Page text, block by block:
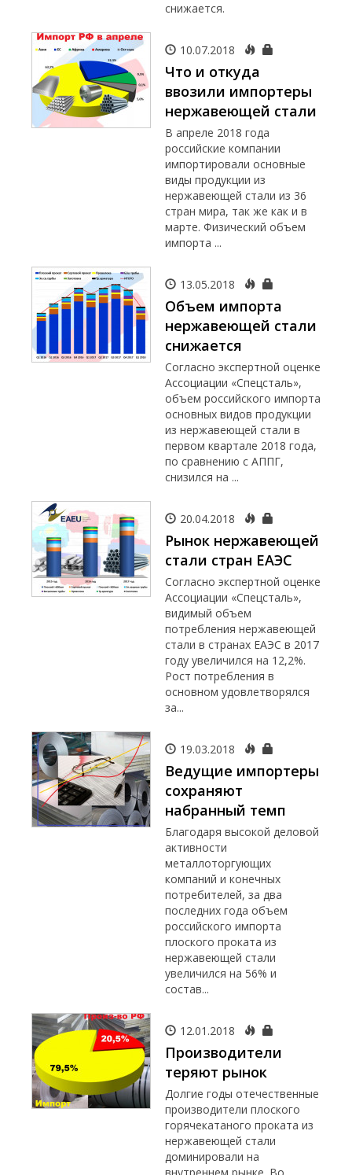
снижается.
10.07.2018
Что и откуда
ввозили импортеры
нержавеющей стали
В апреле 2018 года
российские компании
импортировали основные
виды продукции из
нержавеющей стали из 36
стран мира, так же как и в
марте. Физический объем
импорта ...
13.05.2018
Объем импорта
нержавеющей стали
снижается
Согласно экспертной оценке
Ассоциации «Спецсталь»,
объем российского импорта
основных видов продукции
из нержавеющей стали в
первом квартале 2018 года,
по сравнению с АППГ,
снизился на ...
20.04.2018
Рынок нержавеющей
стали стран ЕАЭС
Согласно экспертной оценке
Ассоциации «Спецсталь»,
видимый объем
потребления нержавеющей
стали в странах ЕАЭС в 2017
году увеличился на 12,2%.
Рост потребления в
основном удовлетворялся
за...
19.03.2018
Ведущие импортеры
сохраняют
набранный темп
Благодаря высокой деловой
активности
металлоторгующих
компаний и конечных
потребителей, за два
последних года объем
российского импорта
плоского проката из
нержавеющей стали
увеличился на 56% и
состав...
12.01.2018
Производители
теряют рынок
Долгие годы отечественные
производители плоского
горячекатаного проката из
нержавеющей стали
доминировали на